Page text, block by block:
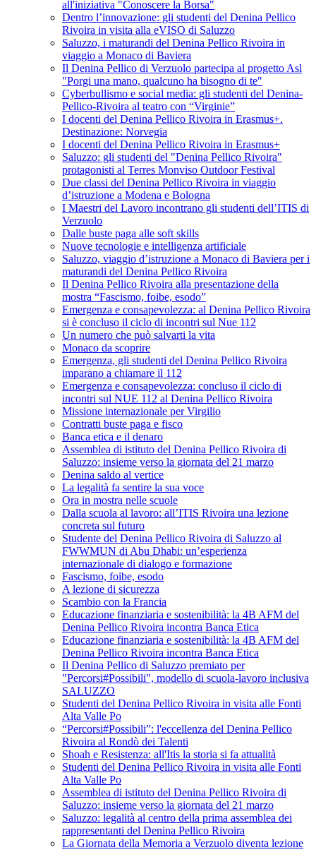
all'iniziativa "Conoscere la Borsa"
Dentro l’innovazione: gli studenti del Denina Pellico
Rivoira in visita alla eVISO di Saluzzo
Saluzzo, i maturandi del Denina Pellico Rivoira in
viaggio a Monaco di Baviera
Il Denina Pellico di Verzuolo partecipa al progetto Asl
"Porgi una mano, qualcuno ha bisogno di te"
Cyberbullismo e social media: gli studenti del Denina-
Pellico-Rivoira al teatro con “Virginie”
I docenti del Denina Pellico Rivoira in Erasmus+.
Destinazione: Norvegia
I docenti del Denina Pellico Rivoira in Erasmus+
Saluzzo: gli studenti del "Denina Pellico Rivoira"
protagonisti al Terres Monviso Outdoor Festival
Due classi del Denina Pellico Rivoira in viaggio
d’istruzione a Modena e Bologna
I Maestri del Lavoro incontrano gli studenti dell’ITIS di
Verzuolo
Dalle buste paga alle soft skills
Nuove tecnologie e intelligenza artificiale
Saluzzo, viaggio d’istruzione a Monaco di Baviera per i
maturandi del Denina Pellico Rivoira
Il Denina Pellico Rivoira alla presentazione della
mostra “Fascismo, foibe, esodo”
Emergenza e consapevolezza: al Denina Pellico Rivoira
si è concluso il ciclo di incontri sul Nue 112
Un numero che può salvarti la vita
Monaco da scoprire
Emergenza, gli studenti del Denina Pellico Rivoira
imparano a chiamare il 112
Emergenza e consapevolezza: concluso il ciclo di
incontri sul NUE 112 al Denina Pellico Rivoira
Missione internazionale per Virgilio
Contratti buste paga e fisco
Banca etica e il denaro
Assemblea di istituto del Denina Pellico Rivoira di
Saluzzo: insieme verso la giornata del 21 marzo
Denina saldo al vertice
La legalità fa sentire la sua voce
Ora in mostra nelle scuole
Dalla scuola al lavoro: all’ITIS Rivoira una lezione
concreta sul futuro
Studente del Denina Pellico Rivoira di Saluzzo al
FWWMUN di Abu Dhabi: un’esperienza
internazionale di dialogo e formazione
Fascismo, foibe, esodo
A lezione di sicurezza
Scambio con la Francia
Educazione finanziaria e sostenibilità: la 4B AFM del
Denina Pellico Rivoira incontra Banca Etica
Educazione finanziaria e sostenibilità: la 4B AFM del
Denina Pellico Rivoira incontra Banca Etica
Il Denina Pellico di Saluzzo premiato per
"Percorsi#Possibili", modello di scuola-lavoro inclusiva
SALUZZO
Studenti del Denina Pellico Rivoira in visita alle Fonti
Alta Valle Po
“Percorsi#Possibili”: l'eccellenza del Denina Pellico
Rivoira al Rondò dei Talenti
Shoah e Resistenza: all'Itis la storia si fa attualità
Studenti del Denina Pellico Rivoira in visita alle Fonti
Alta Valle Po
Assemblea di istituto del Denina Pellico Rivoira di
Saluzzo: insieme verso la giornata del 21 marzo
Saluzzo: legalità al centro della prima assemblea dei
rappresentanti del Denina Pellico Rivoira
La Giornata della Memoria a Verzuolo diventa lezione